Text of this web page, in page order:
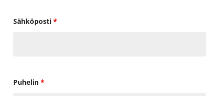
Sähköposti *
Puhelin *